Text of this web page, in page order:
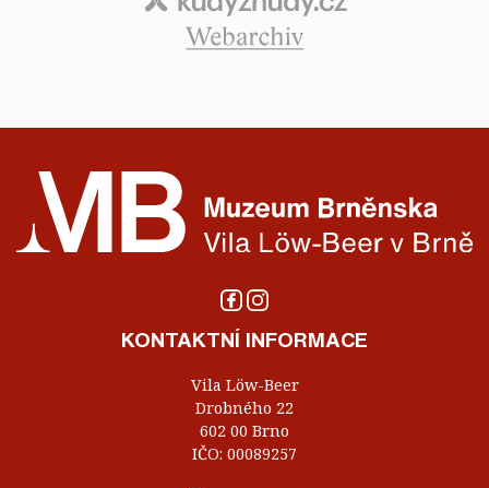
KONTAKTNÍ INFORMACE
Vila Löw-Beer
Drobného 22
602 00 Brno
IČO: 00089257